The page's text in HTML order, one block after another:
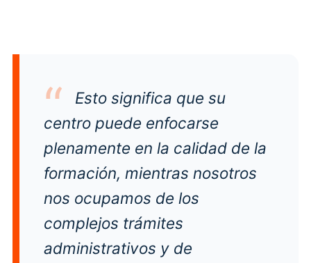
Esto significa que su
centro puede enfocarse
plenamente en la calidad de la
formación, mientras nosotros
nos ocupamos de los
complejos trámites
administrativos y de